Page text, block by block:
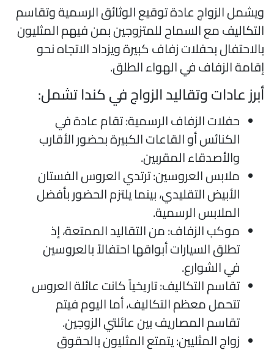
الزواج عادة توقيع الوثائق الرسمية وتقاسم
مع السماح للمتزوجين بمن فيهم المثليون
بحفلات زفاف كبيرة ويزداد الاتجاه نحو
الزفاف في الهواء الطلق.
عادات وتقاليد الزواج في كندا تشمل:
حفلات الزفاف الرسمية: تقام عادة في
الكنائس أو القاعات الكبيرة بحضور الأقارب
والأصدقاء المقربين.
ملابس العروسين: ترتدي العروس الفستان
الأبيض التقليدي، بينما يلتزم الحضور بأفضل
الملابس الرسمية.
موكب الزفاف: من التقاليد الممتعة، إذ
تطلق السيارات أبواقها احتفالاً بالعروسين
في الشوارع.
تقاسم التكاليف: تاريخياً كانت عائلة العروس
تتحمل معظم التكاليف، أما اليوم فيتم
تقاسم المصاريف بين عائلتي الزوجين.
زواج المثليين: يتمتع المثليون بالحقوق